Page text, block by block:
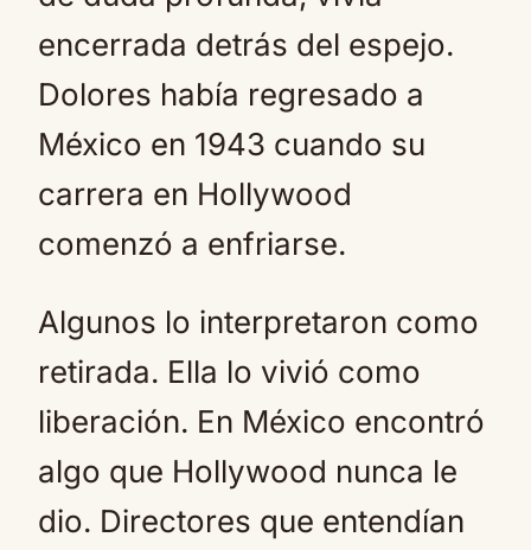
encerrada detrás del espejo.
Dolores había regresado a
México en 1943 cuando su
carrera en Hollywood
comenzó a enfriarse.
Algunos lo interpretaron como
retirada. Ella lo vivió como
liberación. En México encontró
algo que Hollywood nunca le
dio. Directores que entendían